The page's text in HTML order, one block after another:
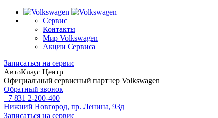
Сервис
Контакты
Мир Volkswagen
Акции Сервиса
Записаться на сервис
АвтоКлаус Центр
Официальный сервисный партнер Volkswagen
Обратный звонок
+7 831 2-200-400
Нижний Новгород, пр. Ленина, 93д
Записаться на сервис